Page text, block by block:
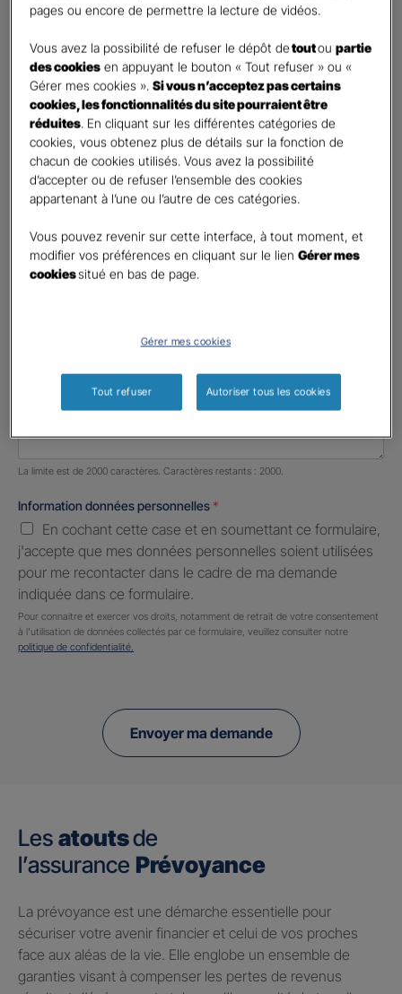
Civilité*
Madame
Monsieur
Contact*
First
Votre profession
Profession libérale
Téléphone
United
Informations complémentaires (facultatif)
Nombre de caractères restants :2000 caractères restants
La limite est de 2000 caractères. Caractères restants : 2000.
Information données personnelles *
En cochant cette case et en soumettant ce formulaire,
j'accepte que mes données personnelles soient utilisées
pour me recontacter dans le cadre de ma demande
indiquée dans ce formulaire.
Pour connaitre et exercer vos droits, notamment de retrait de votre consentement
à l'utilisation de données collectés par ce formulaire, veuillez consulter notre
politique de confidentialité.
Envoyer ma demande
Les atoutsde
l’assurance Prévoyance
​La prévoyance est une démarche essentielle pour
sécuriser votre avenir financier et celui de vos proches
face aux aléas de la vie. Elle englobe un ensemble de
garanties visant à compenser les pertes de revenus
pages ou encore de permettre la lecture de vidéos.
Vous avez la possibilité de refuser le dépôt detoutoupartie
des cookies en appuyant le bouton « Tout refuser » ou «
Gérer mes cookies ».Si vous n’acceptez pas certains
cookies, les fonctionnalités du site pourraient être
réduites. En cliquant sur les différentes catégories de
cookies, vous obtenez plus de détails sur la fonction de
chacun de cookies utilisés. Vous avez la possibilité
d’accepter ou de refuser l’ensemble des cookies
appartenant à l’une ou l’autre de ces catégories.
Vous pouvez revenir sur cette interface, à tout moment, et
modifier vos préférences en cliquant sur le lienGérer mes
cookiessitué en bas de page.
Gérer mes cookies
Tout refuser Autoriser tous les cookies